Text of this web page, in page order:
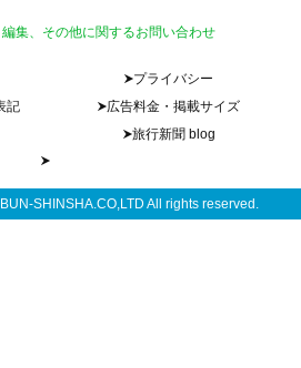
集、その他に関するお問い合わせ
プライバシー
記
広告料金・掲載サイズ
旅行新聞 blog
SHINSHA.CO,LTD All rights reserved.